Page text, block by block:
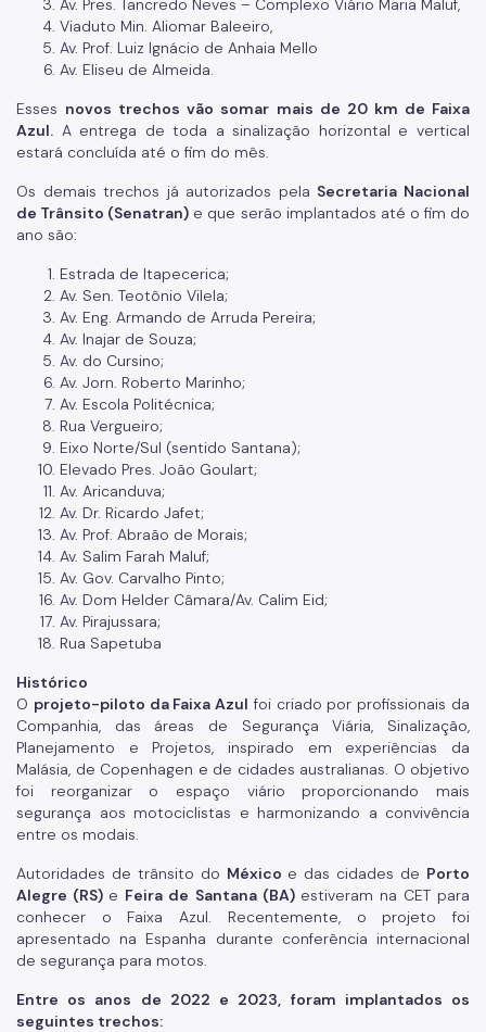
Av. Pres. Tancredo Neves – Complexo Viário Maria Maluf,
Viaduto Min. Aliomar Baleeiro,
Av. Prof. Luiz Ignácio de Anhaia Mello
Av. Eliseu de Almeida.
Esses novos trechos vão somar mais de 20 km de Faixa
Azul. A entrega de toda a sinalização horizontal e vertical
estará concluída até o fim do mês.
Os demais trechos já autorizados pela Secretaria Nacional
de Trânsito (Senatran) e que serão implantados até o fim do
ano são:
Estrada de Itapecerica;
Av. Sen. Teotônio Vilela;
Av. Eng. Armando de Arruda Pereira;
Av. Inajar de Souza;
Av. do Cursino;
Av. Jorn. Roberto Marinho;
Av. Escola Politécnica;
Rua Vergueiro;
Eixo Norte/Sul (sentido Santana);
Elevado Pres. João Goulart;
Av. Aricanduva;
Av. Dr. Ricardo Jafet;
Av. Prof. Abraão de Morais;
Av. Salim Farah Maluf;
Av. Gov. Carvalho Pinto;
Av. Dom Helder Câmara/Av. Calim Eid;
Av. Pirajussara;
Rua Sapetuba
Histórico
O projeto-piloto da Faixa Azul foi criado por profissionais da
Companhia, das áreas de Segurança Viária, Sinalização,
Planejamento e Projetos, inspirado em experiências da
Malásia, de Copenhagen e de cidades australianas. O objetivo
foi reorganizar o espaço viário proporcionando mais
segurança aos motociclistas e harmonizando a convivência
entre os modais.
Autoridades de trânsito do México e das cidades de Porto
Alegre (RS) e Feira de Santana (BA) estiveram na CET para
conhecer o Faixa Azul. Recentemente, o projeto foi
apresentado na Espanha durante conferência internacional
de segurança para motos.
Entre os anos de 2022 e 2023, foram implantados os
seguintes trechos: